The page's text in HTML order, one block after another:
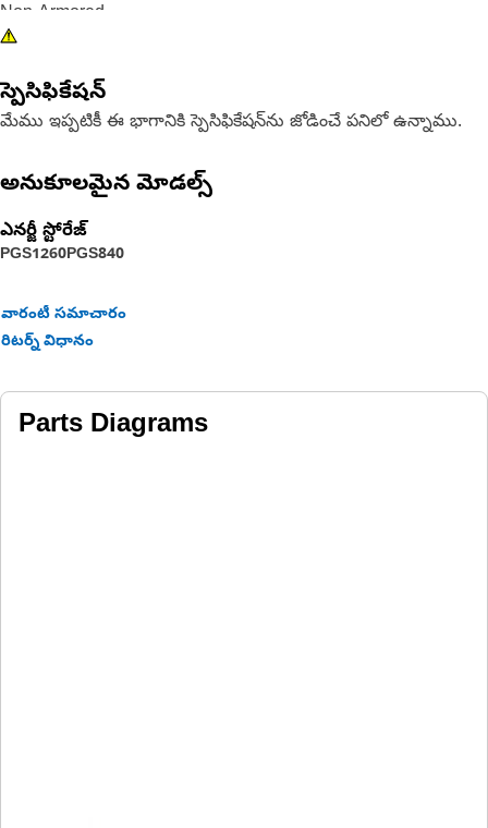
Non-Armored
Recommended Application:
All work environments
స్పెసిఫికేషన్
మేము ఇప్పటికీ ఈ భాగానికి స్పెసిఫికేషన్‌ను జోడించే పనిలో ఉన్నాము.
అనుకూలమైన మోడల్స్
ఎనర్జీ స్టోరేజ్
PGS1260PGS840
వారంటీ సమాచారం
రిటర్న్ విధానం
Parts Diagrams